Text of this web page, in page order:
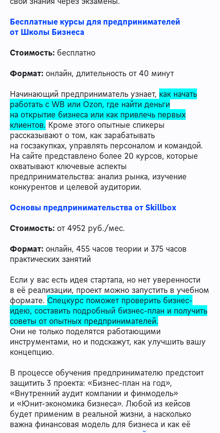
Бесплатные курсы для предпринимателей
от Школы Бизнеса
Стоимость: бесплатно
Формат: онлайн, длительность от 40 минут
Начинающий предприниматель узнает, как начать
работать с WB или Ozon, где найти деньги
на открытие бизнеса или как привлечь первых
клиентов. Кроме этого опытные спикеры
рассказывают о том, как зарабатывать
на госзакупках, управлять персоналом и командой.
На сайте представлено более 20 курсов, которые
охватывают ключевые аспекты
предпринимательства: анализ рынка, изучение
конкурентов и целевой аудитории.
Основы предпринимательства от Skillbox
Стоимость: от 4952 руб./мес.
Формат: онлайн, 455 часов теории и 375 часов
практических занятий
Если у вас есть идея стартапа, но нет уверенности
в её реализации, проект можно запустить в учебном
формате. Спецкурс поможет проверить бизнес-
идею, составить подробный бизнес-план и получить
советы от опытных предпринимателей.
Они не только поделятся работающими
инструментами, но и подскажут, как улучшить вашу
концепцию.
В процессе обучения предпринимателю предстоит
защитить 3 проекта: «Бизнес-план на год»,
«Внутренний аудит компании и финмодель»
и «Юнит-экономика бизнеса». Любой из кейсов
будет применим в реальной жизни, а насколько
важна финансовая модель для бизнеса и как её